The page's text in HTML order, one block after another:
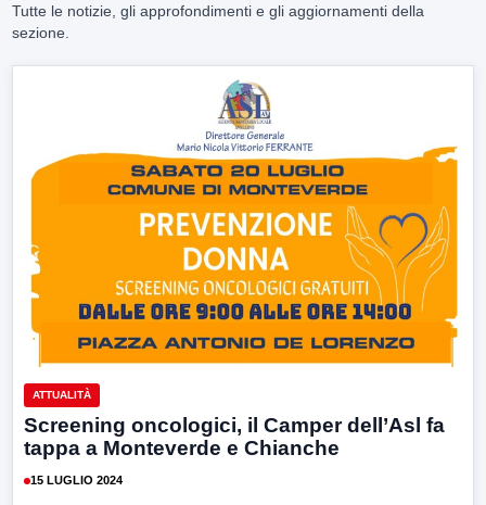
Tutte le notizie, gli approfondimenti e gli aggiornamenti della
sezione.
ATTUALITÀ
Screening oncologici, il Camper dell’Asl fa
tappa a Monteverde e Chianche
15 LUGLIO 2024